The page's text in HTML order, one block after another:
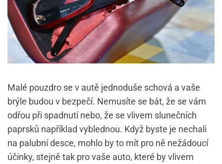
Malé pouzdro se v autě jednoduše schová a vaše
brýle budou v bezpečí. Nemusíte se bát, že se vám
odřou při spadnutí nebo, že se vlivem slunečních
paprsků například vyblednou. Když byste je nechali
na palubní desce, mohlo by to mít pro ně nežádoucí
účinky, stejně tak pro vaše auto, které by vlivem